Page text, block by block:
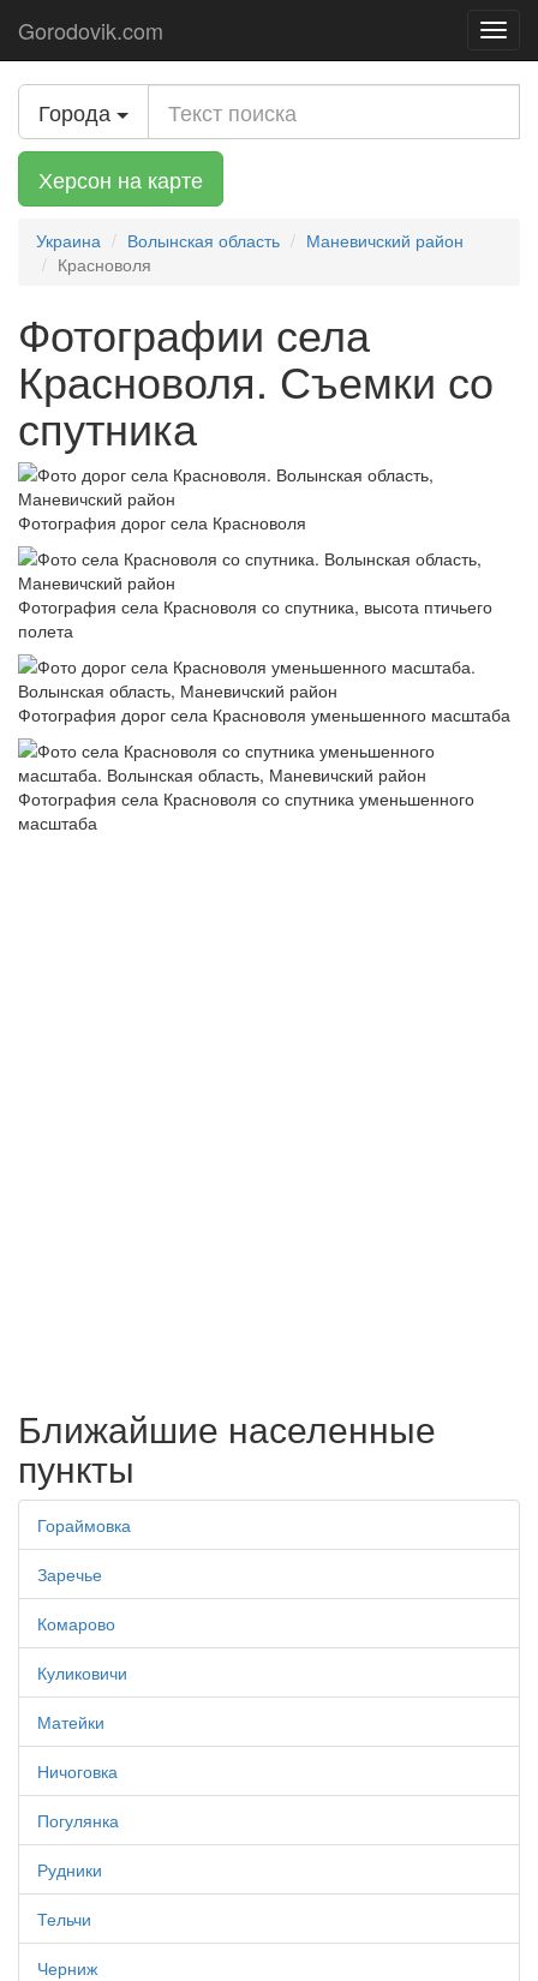
Gorodovik.com
Города
Херсон на карте
Украина Волынская область
Маневичский район
Красноволя
Фотографии села
Красноволя. Съемки со
спутника
Фотография дорог села Красноволя
Фотография села Красноволя со спутника, высота птичьего
полета
Фотография дорог села Красноволя уменьшенного масштаба
Фотография села Красноволя со спутника уменьшенного
масштаба
Ближайшие населенные
пункты
Гораймовка
Заречье
Комарово
Куликовичи
Матейки
Ничоговка
Погулянка
Рудники
Тельчи
Черниж